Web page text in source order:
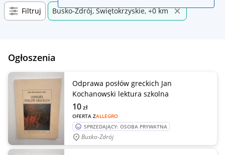
Filtruj Busko-Zdrój, Świętokrzyskie, +0 km
Ogłoszenia
Odprawa posłów greckich Jan
Kochanowski lektura szkolna
OFERTA ZALLEGRO
10zł
SPRZEDAJĄCY: OSOBA PRYWATNA
Busko-Zdrój